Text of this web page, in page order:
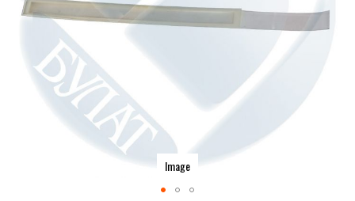
Image